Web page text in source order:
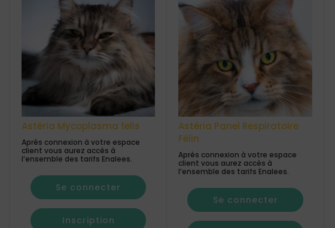
Astéria Mycoplasma felis
Après connexion à votre espace
client vous aurez accès à
l’ensemble des tarifs Enalees.
Se connecter
Inscription
Astéria Panel Respiratoire
Félin
Après connexion à votre espace
client vous aurez accès à
l’ensemble des tarifs Enalees.
Se connecter